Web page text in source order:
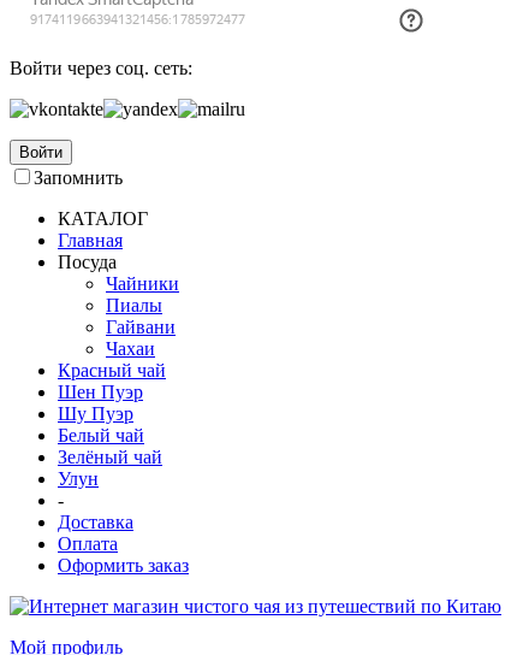
Войти через соц. сеть:
Войти
Запомнить
КАТАЛОГ
Главная
Посуда
Чайники
Пиалы
Гайвани
Чахаи
Красный чай
Шен Пуэр
Шу Пуэр
Белый чай
Зелёный чай
Улун
-
Доставка
Оплата
Оформить заказ
Мой профиль